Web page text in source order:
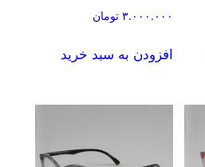
۳.۰۰۰.۰۰۰ تومان
افزودن به سبد خرید